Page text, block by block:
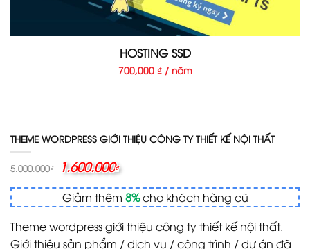
HOSTING SSD
700,000 ₫ / năm
THEME WORDPRESS GIỚI THIỆU CÔNG TY THIẾT KẾ NỘI THẤT
5.000.000₫ Giá
gốc
là:
5.000.000₫.
1.600.000₫Giá
hiện
tại
là:
1.600.000₫.
Giảm thêm 8%cho khách hàng cũ
Theme wordpress giới thiệu công ty thiết kế nội thất.
Giới thiệu sản phẩm / dịch vụ / công trình / dự án đã